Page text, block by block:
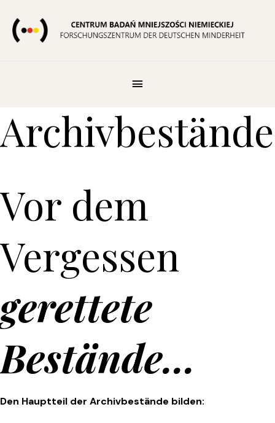
Inhalt
springen
Archivbestände
Vor dem
Vergessen
gerettete
Bestände...
Den Hauptteil der Archivbestände bilden: